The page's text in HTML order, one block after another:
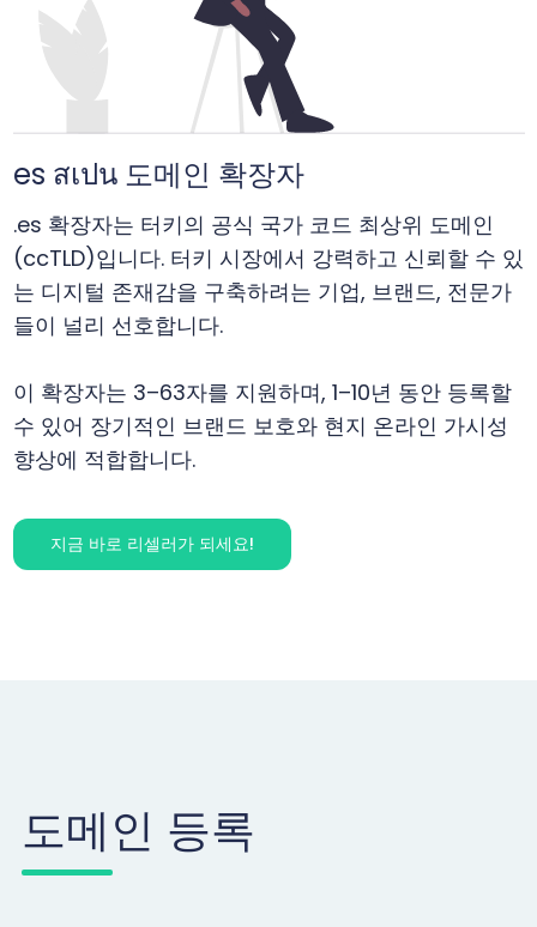
es สเปน 도메인 확장자
.es 확장자는 터키의 공식 국가 코드 최상위 도메인
(ccTLD)입니다. 터키 시장에서 강력하고 신뢰할 수 있
는 디지털 존재감을 구축하려는 기업, 브랜드, 전문가
들이 널리 선호합니다.
이 확장자는 3–63자를 지원하며, 1–10년 동안 등록할
수 있어 장기적인 브랜드 보호와 현지 온라인 가시성
향상에 적합합니다.
지금 바로 리셀러가 되세요!
도메인 등록